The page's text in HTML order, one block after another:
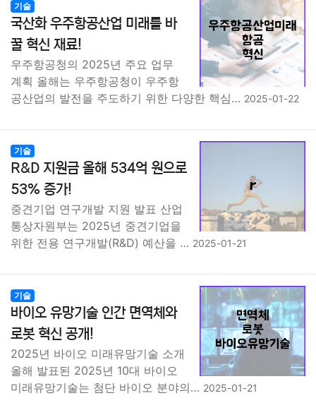
기술
국산화 우주항공산업 미래를 바
꿀 혁신 재료!
우주항공청의 2025년 주요 업무
계획 올해는 우주항공청이 우주항
공산업의 발전을 주도하기 위한 다양한 핵심… 2025-01-22
기술
R&D 지원금 올해 534억 원으로
53% 증가!
중견기업 연구개발 지원 발표 산업
통상자원부는 2025년 중견기업을
위한 전용 연구개발(R&D) 예산을 … 2025-01-21
기술
바이오 유망기술 인간 면역체와
로봇 혁신 공개!
2025년 바이오 미래유망기술 소개
올해 발표된 2025년 10대 바이오
미래유망기술는 첨단 바이오 분야의… 2025-01-21